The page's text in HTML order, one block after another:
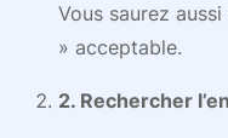
Vous saurez
» acceptable.
2. Rechercher